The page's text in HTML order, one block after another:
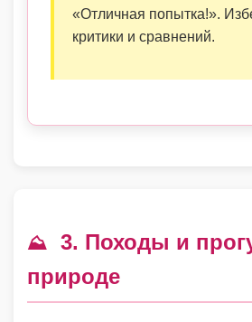
«Отличная попытка!».
критики и сравнений.
⛰️
3. Походы и
природе